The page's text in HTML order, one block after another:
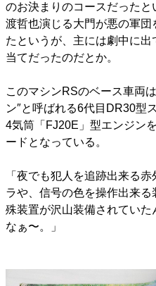
のお決まりのコースだったと
渡哲也演じる大門が悪の軍
たというが、主には劇中に
当てだったのだとか。
このマシンRSのベース車両
ン″と呼ばれる6代目DR30型
4気筒「FJ20E」型エンジン
ードとなっている。
「夜でも犯人を追跡出来る
ラや、信号の色を操作出来
殊装置が沢山装備されてい
なぁ〜。」